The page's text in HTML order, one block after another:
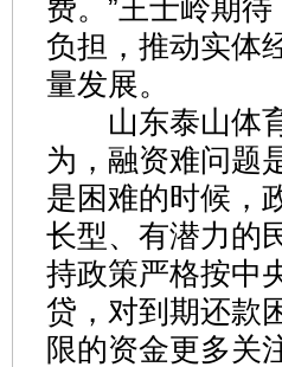
费。”王士岭期
负担，推动实体
量发展。
山东泰山体育
为，融资难问题
是困难的时候，
长型、有潜力的
持政策严格按中
贷，对到期还款
限的资金更多关